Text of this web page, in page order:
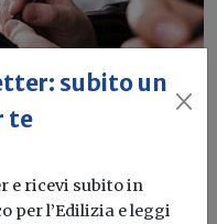
subito un
te
e ricevi subito in
per l’Edilizia e leggi